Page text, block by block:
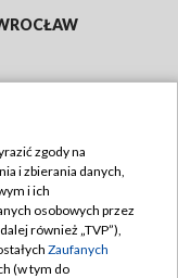
zgody na
i zbierania danych,
i ich
osobowych przez
również „TVP”),
Zaufanych
(w tym do